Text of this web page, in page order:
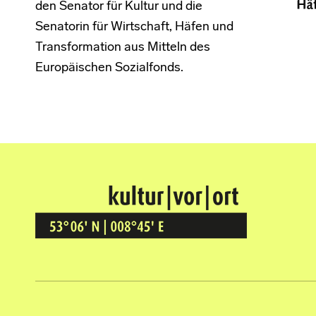
den Senator für Kultur und die
Senatorin für Wirtschaft, Häfen und
Transformation aus Mitteln des
Europäischen Sozialfonds.
Kultur Vor Ort
BREMEN GRÖPELINGEN